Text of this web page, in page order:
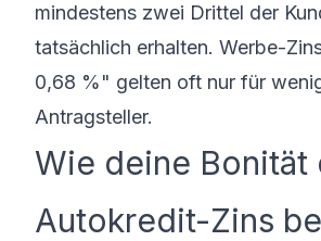
mindestens zwei Drittel der
tatsächlich erhalten. Werbe-
0,68 %" gelten oft nur für
Antragsteller.
Wie deine Bonität
Autokredit-Zins